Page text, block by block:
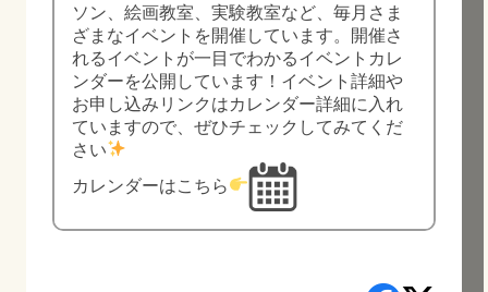
ソン、絵画教室、実験教室など、毎月さま
ざまなイベントを開催しています。開催さ
れるイベントが一目でわかるイベントカレ
ンダーを公開しています！イベント詳細や
お申し込みリンクはカレンダー詳細に入れ
ていますので、ぜひチェックしてみてくだ
さい
カレンダーはこちら